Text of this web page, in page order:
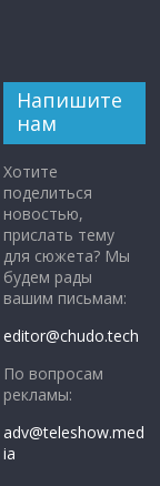
Напишите
нам
Хотите
поделиться
новостью,
прислать тему
для сюжета? Мы
будем рады
вашим письмам:
editor@chudo.tech
По вопросам
рекламы:
adv@teleshow.med
ia